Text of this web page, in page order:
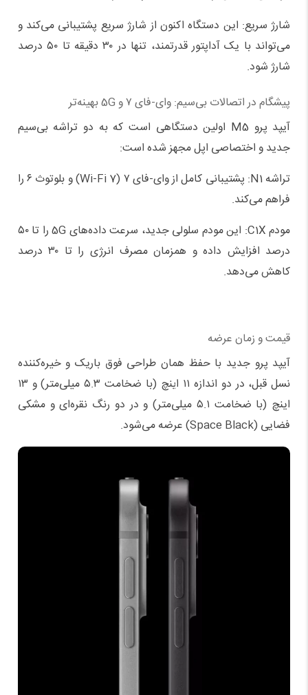
شارژ سریع: این دستگاه اکنون از شارژ سریع پشتیبانی می‌کند و
می‌تواند با یک آداپتور قدرتمند، تنها در ۳۰ دقیقه تا ۵۰ درصد
شارژ شود.
پیشگام در اتصالات بی‌سیم: وای-فای ۷ و 5G بهینه‌تر
آیپد پرو M5 اولین دستگاهی است که به دو تراشه بی‌سیم
جدید و اختصاصی اپل مجهز شده است:
تراشه N1: پشتیبانی کامل از وای-فای ۷ (Wi-Fi 7) و بلوتوث ۶ را
فراهم می‌کند.
مودم C1X: این مودم سلولی جدید، سرعت داده‌های 5G را تا ۵۰
درصد افزایش داده و همزمان مصرف انرژی را تا ۳۰ درصد
کاهش می‌دهد.
قیمت و زمان عرضه
آیپد پرو جدید با حفظ همان طراحی فوق باریک و خیره‌کننده
نسل قبل، در دو اندازه ۱۱ اینچ (با ضخامت ۵.۳ میلی‌متر) و ۱۳
اینچ (با ضخامت ۵.۱ میلی‌متر) و در دو رنگ نقره‌ای و مشکی
فضایی (Space Black) عرضه می‌شود.